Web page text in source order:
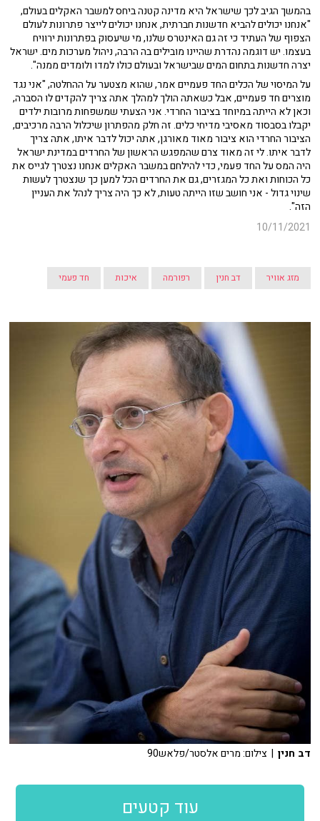
בהמשך הגיב לכך שישראל היא מדינה קטנה ביחס למשבר האקלים בעולם,
"אנחנו יכולים להביא חדשנות חברתית, אנחנו יכולים לייצר פתרונות לעולם
הצפוף של העתיד כי זה גם האינטרס שלנו, מי שיעסוק בפתרונות ירוויח
בעצמו. יש דוגמה נהדרת שהיינו מובילים בה הרבה, ניהול מערכות מים. ישראל
יצרה חדשנות בתחום המים שבישראל ובעולם כולו למדו ולומדים ממנה".
על המיסוי של הכלים החד פעמיים אמר, שהוא מצטער על ההחלטה, "אני נגד
מוצרים חד פעמיים, אבל כשאתה הולך למהלך אתה צריך להקדים לו הסברה,
וכאן לא הייתה במיוחד בציבור החרדי. אני הצעתי שמשפחות מרובות ילדים
יקבלו בסבסוד מאסיבי מדיחי כלים. זה חלק מהפתרון שיכלול הרבה מרכיבים,
הציבור החרדי הוא ציבור מאוד מאורגן, אתה יכול לדבר איתו, אתה צריך
לדבר איתו. לי זה מאוד צרם שהמפגש הראשון של החרדים במדינת ישראל
היה המס על החד פעמי, כדי להילחם במשבר האקלים אנחנו נצטרך לגייס את
כל הכוחות ואת כל המגזרים, גם את החרדים הכל למען כך שנצטרך לעשות
שינוי גדול - אני חושב שזו הייתה טעות, לא כך היה צריך לנהל את העניין
הזה".
10/11/2021
מזג אוויר דב חנין רפורמה איכות חד פעמי
דב חנין | צילום: מרים אלסטר/פלאש90
עוד קטעים